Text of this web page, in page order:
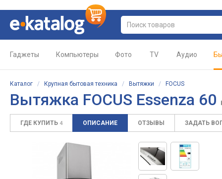
Гаджеты Компьютеры Фото TV Аудио
Каталог / Крупная бытовая техника / Вытяжки / FOCUS
Вытяжка FOCUS Essenza 60
ГДЕ КУПИТЬ 4 ОПИСАНИЕ ОТЗЫВЫ ЗАДАТЬ